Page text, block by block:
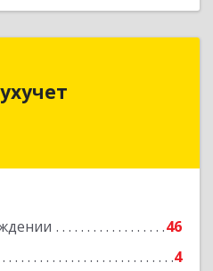
46
4
обл, Котельники г,
Подробнее